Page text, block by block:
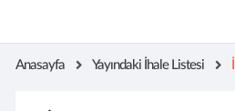
Anasayfa Yayındaki İhale Listesi